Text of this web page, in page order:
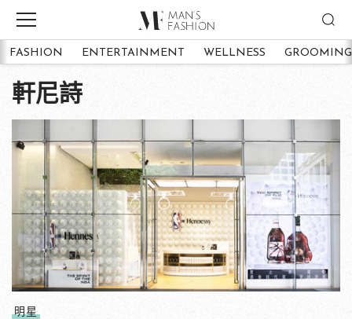
FASHION ENTERTAINMENT WELLNESS GROOMING
軒尼詩
明星